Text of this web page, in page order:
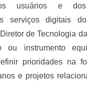
usuários e dos
serviços digitais
de Tecnologia
ou instrumento
prioridades na
e projetos